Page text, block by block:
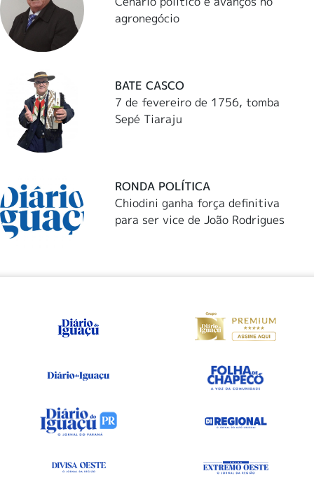
agronegócio
BATE CASCO
7 de fevereiro de 1756, tomba
Sepé Tiaraju
RONDA POLÍTICA
Chiodini ganha força definitiva
para ser vice de João Rodrigues